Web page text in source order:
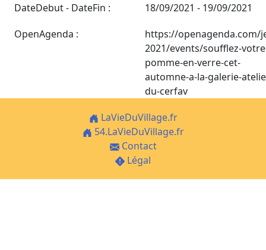
DateDebut - DateFin :
18/09/2021 - 19/09/2021
OpenAgenda :
https://openagenda.com/
2021/events/soufflez-
pomme-en-verre-cet-
automne-a-la-galerie-
du-cerfav
LaVieDuVillage.fr
54.LaVieDuVillage.fr
Contact
Légal